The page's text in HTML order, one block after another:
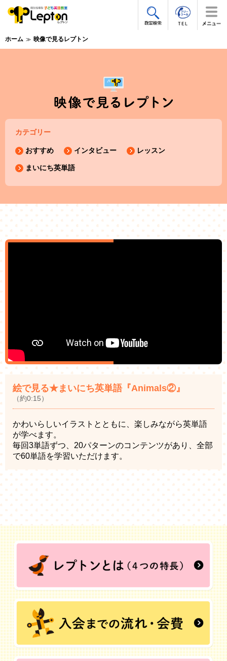
ホーム 映像で見るレプトン
カテゴリー
おすすめ インタビュー レッスン
まいにち英単語
絵で見る★まいにち英単語『Animals②』
（約0:15）
かわいらしいイラストとともに、楽しみながら英単語
が学べます。
毎回3単語ずつ、20パターンのコンテンツがあり、全部
で60単語を学習いただけます。